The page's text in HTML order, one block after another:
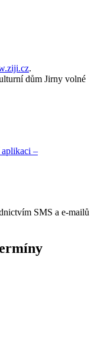
.
dům Jirny volné
–
SMS a e-mailů